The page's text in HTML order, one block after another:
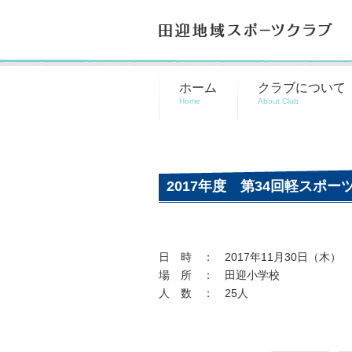
ホーム クラブについて
2017年度 第34回軽スポー
日 時 ： 2017年11月30日（木）
場 所 ： 田迎小学校
人 数 ： 25人